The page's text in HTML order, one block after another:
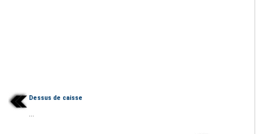
Dessus de caisse
...